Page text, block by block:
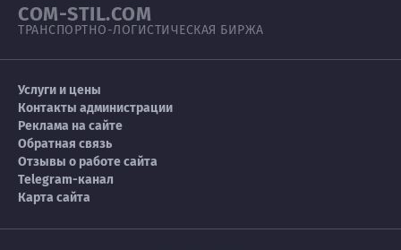
COM-STIL.COM
ТРАНСПОРТНО-ЛОГИСТИЧЕСКАЯ БИРЖА
Услуги и цены
Контакты администрации
Реклама на сайте
Обратная связь
Отзывы о работе сайта
Telegram-канал
Карта сайта